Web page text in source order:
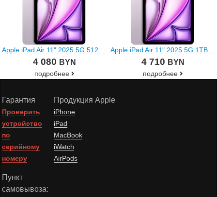
Apple iPad Air 11" 2025 5G 512GB (фиолетовый)
4 080 BYN
подробнее
Apple iPad Air 11" 2025 5G 1TB (фиолетовый)
4 710 BYN
подробнее
Гарантия
Проверить
устройство
по
серийному
номеру
Пункт
самовывоза:
Продукция Apple
iPhone
iPad
MacBook
iWatch
AirPods